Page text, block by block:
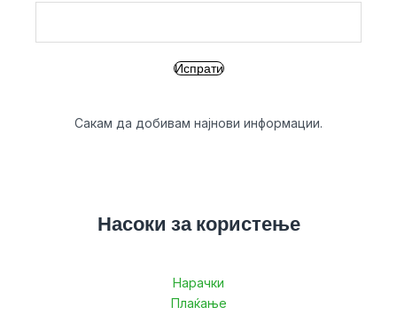
Сакам да добивам најнови информации.
Насоки за користење
Нарачки
Плаќање